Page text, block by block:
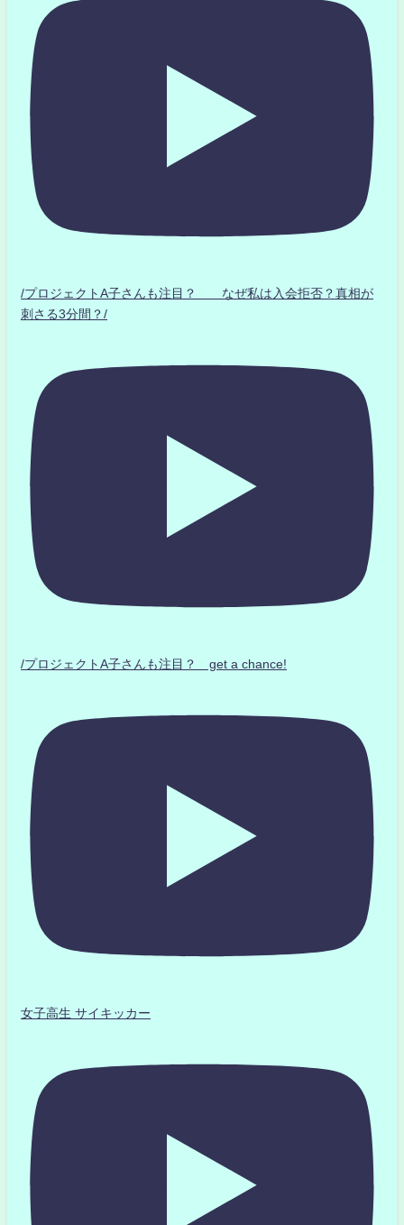
/プロジェクトA子さんも注目？ なぜ私は入会拒否？真相が
刺さる3分間？/
/プロジェクトA子さんも注目？ get a chance!
女子高生 サイキッカー